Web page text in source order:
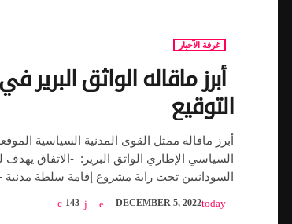
غرفة الآخبار
أبرز ماقاله الواثق البرير
التوقيع
أبرز ماقاله ممثل القوى المدنية السياسية
السياسي الإطاري الواثق البرير: -الاتفاق يهدف
السودانيين تحت راية مشروع إقامة سلطة مدنية -
والتشارك -الاتفاق على مرجعية دستورية تقنن
today
DECEMBER 5, 2022
143